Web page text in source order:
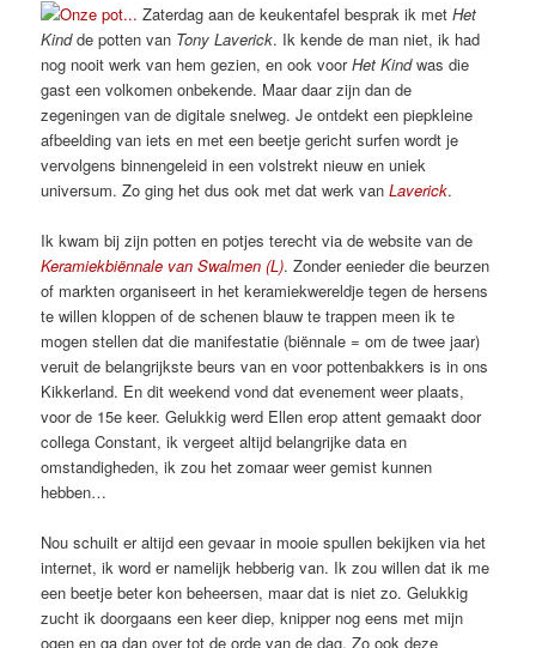
Zaterdag aan de keukentafel besprak ik met Het
Kindde potten van Tony Laverick. Ik kende de man niet, ik had
nog nooit werk van hem gezien, en ook voorHet Kindwas die
gast een volkomen onbekende. Maar daar zijn dan de
zegeningen van de digitale snelweg. Je ontdekt een piepkleine
afbeelding van iets en met een beetje gericht surfen wordt je
vervolgens binnengeleid in een volstrekt nieuw en uniek
universum. Zo ging het dus ook met dat werk vanLaverick.
Ik kwam bij zijn potten en potjes terecht via de website van de
Keramiekbiënnale van Swalmen (L). Zonder eenieder die beurzen
of markten organiseert in het keramiekwereldje tegen de hersens
te willen kloppen of de schenen blauw te trappen meen ik te
mogen stellen dat die manifestatie (biënnale = om de twee jaar)
veruit de belangrijkste beurs van en voor pottenbakkers is in ons
Kikkerland. En dit weekend vond dat evenement weer plaats,
voor de 15e keer. Gelukkig werd Ellen erop attent gemaakt door
collega Constant, ik vergeet altijd belangrijke data en
omstandigheden, ik zou het zomaar weer gemist kunnen
hebben…
Nou schuilt er altijd een gevaar in mooie spullen bekijken via het
internet, ik word er namelijk hebberig van. Ik zou willen dat ik me
een beetje beter kon beheersen, maar dat is niet zo. Gelukkig
zucht ik doorgaans een keer diep, knipper nog eens met mijn
ogen en ga dan over tot de orde van de dag. Zo ook deze